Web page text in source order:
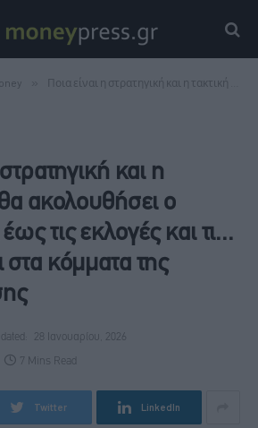
Ποια είναι η στρατηγική και η τακτική που θα ακολουθήσει ο Μητσοτάκης έως τις εκλογές και τι... επιφυλάσσει στα κόμματα της αντιπολίτευσης
στρατηγική και η
ακολουθήσει ο
τις εκλογές και τι...
στα κόμματα της
28 Ιανουαρίου, 2026
7 Mins Read
Twitter LinkedIn